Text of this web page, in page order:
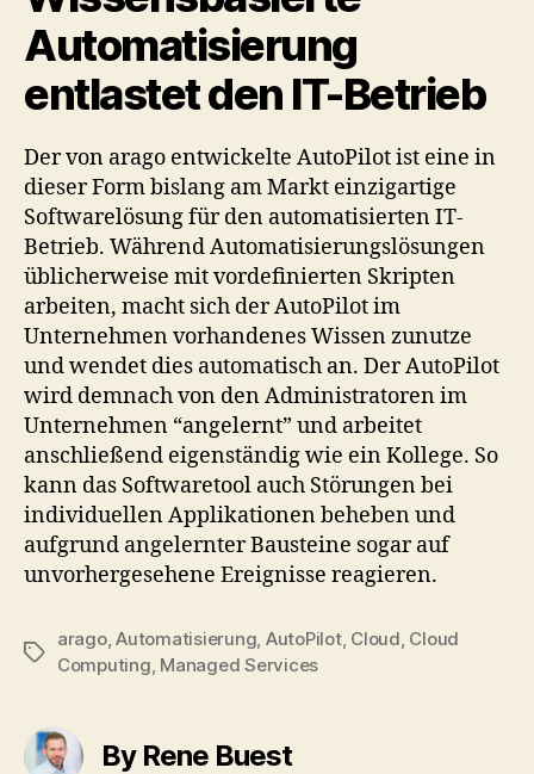
Automatisierung
entlastet den IT-Betrieb
Der von arago entwickelte AutoPilot ist eine in
dieser Form bislang am Markt einzigartige
Softwarelösung für den automatisierten IT-
Betrieb. Während Automatisierungslösungen
üblicherweise mit vordefinierten Skripten
arbeiten, macht sich der AutoPilot im
Unternehmen vorhandenes Wissen zunutze
und wendet dies automatisch an. Der AutoPilot
wird demnach von den Administratoren im
Unternehmen “angelernt” und arbeitet
anschließend eigenständig wie ein Kollege. So
kann das Softwaretool auch Störungen bei
individuellen Applikationen beheben und
aufgrund angelernter Bausteine sogar auf
unvorhergesehene Ereignisse reagieren.
Tags
arago,Automatisierung, AutoPilot, Cloud, Cloud
Computing, Managed Services
By Rene Buest